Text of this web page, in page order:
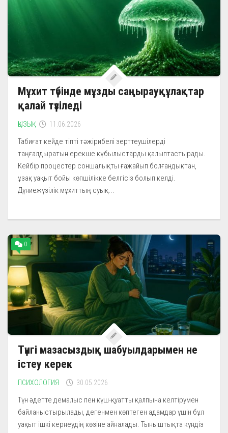
Мұхит түбінде мұзды саңырауқұлақтар
қалай түзіледі
ҚЫЗЫҚ 11.06.2026
Табиғат кейде тіпті тәжірибелі зерттеушілерді
таңғалдыратын ерекше құбылыстарды қалыптастырады.
Кейбір процестер соншалықты ғажайып болғандықтан,
ұзақ уақыт бойы көпшілікке белгісіз болып келді.
Дүниежүзілік мұхиттың суық...
0
Түнгі мазасыздық шабуылдарымен не
істеу керек
ПСИХОЛОГИЯ 30.05.2026
Түн әдетте демалыс пен күш-қуатты қалпына келтірумен
байланыстырылады, дегенмен көптеген адамдар үшін бұл
уақыт ішкі кернеудің көзіне айналады. Тыныштықта күндіз